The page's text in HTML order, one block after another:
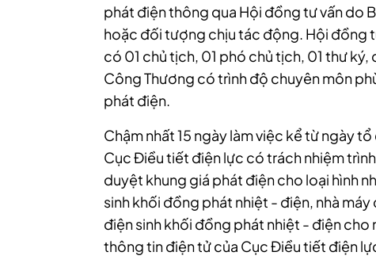
phát điện thông qua Hội đồng tư vấn do
hoặc đối tượng chịu tác động. Hội đồng
có 01 chủ tịch, 01 phó chủ tịch, 01 thư
Công Thương có trình độ chuyên môn
phát điện.
Chậm nhất 15 ngày làm việc kể từ ngày
Cục Điều tiết điện lực có trách nhiệm
duyệt khung giá phát điện cho loại hình
sinh khối đồng phát nhiệt - điện, nhà
điện sinh khối đồng phát nhiệt - điện
thông tin điện tử của Cục Điều tiết điện